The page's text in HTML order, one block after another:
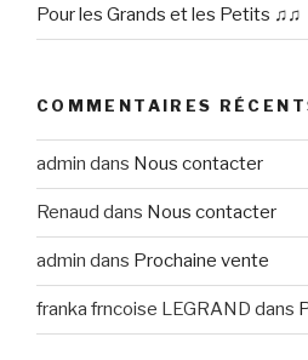
Pour les Grands et les Petits ♫♫
COMMENTAIRES
admin dans Nous contacter
Renaud dans Nous contacter
admin dans Prochaine vente
franka frncoise LEGRAND dans